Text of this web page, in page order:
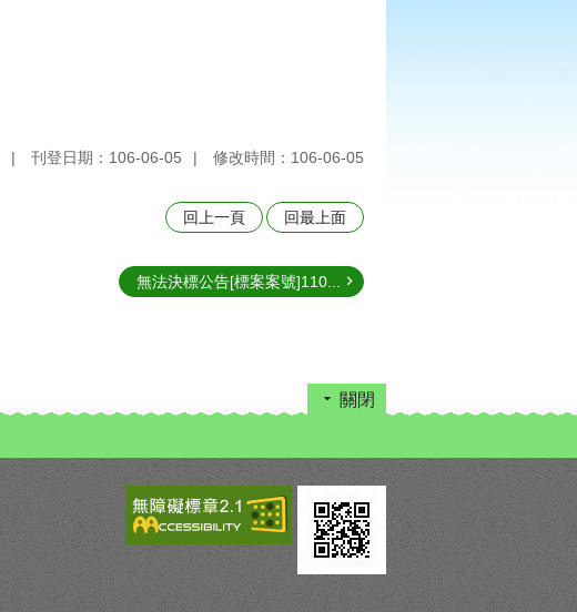
刊登日期：106-06-05 修改時間：106-06-05
回上一頁 回最上面
無法決標公告[標案案號]110...
關閉